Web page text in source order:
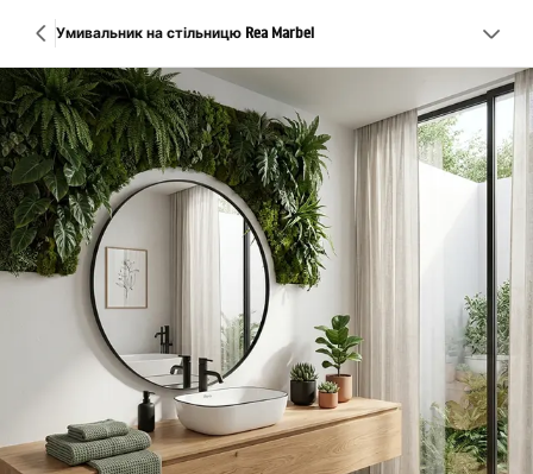
Умивальник на стільницю Rea Marbel